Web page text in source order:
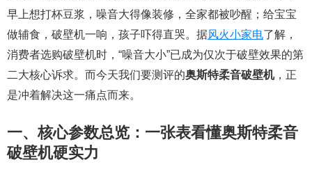
早上想打杯豆浆，噪音大得像装修，全家都被吵醒；给宝宝
做辅食，破壁机一响，孩子吓得直哭。据风火小家电了解，
消费者选购破壁机时，“噪音大小”已成为仅次于破壁效果的第
二大核心诉求。而今天我们要测评的奥斯特柔音破壁机，正
是冲着解决这一痛点而来。
一、核心参数总览：一张表看懂奥斯特柔音
破壁机硬实力